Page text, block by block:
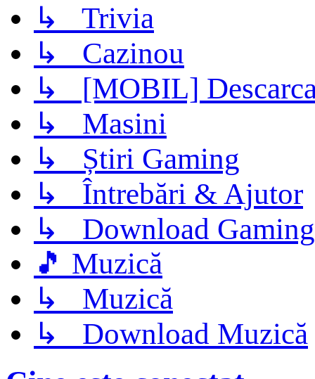
↳ Trivia
↳ Cazinou
↳ [MOBIL]
↳ Masini
↳ Știri Gaming
↳ Întrebări & Ajutor
↳ Download Gaming
🎵 Muzică
↳ Muzică
↳ Download Muzică